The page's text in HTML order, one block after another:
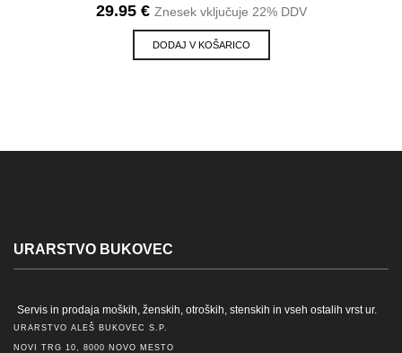
29.95 € Znesek vključuje 22% DDV
DODAJ V KOŠARICO
URARSTVO BUKOVEC
Servis in prodaja moških, ženskih, otroških, stenskih in vseh ostalih vrst ur.
URARSTVO ALEŠ BUKOVEC S.P.
NOVI TRG 10, 8000 NOVO MESTO